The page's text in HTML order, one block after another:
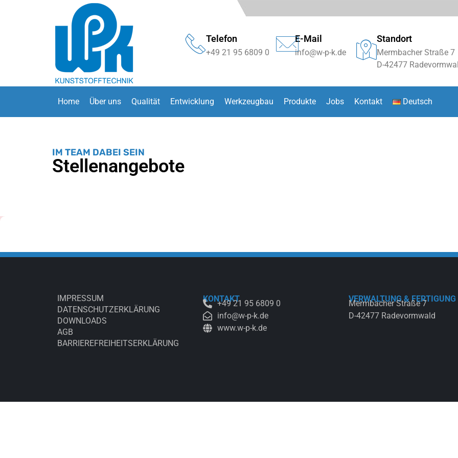
Telefon
+49 21 95 6809 0
E-Mail
info@w-p-k.de
Standort
Mermbacher Straße 7
D-42477
Home Über uns Qualität Entwicklung Werkzeugbau Produkte Jobs Kontakt Deutsch
IM TEAM DABEI SEIN
Stellenangebote
IMPRESSUM
DATENSCHUTZERKLÄRUNG
DOWNLOADS
AGB
BARRIEREFREIHEITSERKLÄRUNG
KONTAKT
+49 21 95 6809 0
info@w-p-k.de
www.w-p-k.de
VERWALTUNG & FERTIGUNG
Mermbacher Straße 7
D-42477 Radevormwald